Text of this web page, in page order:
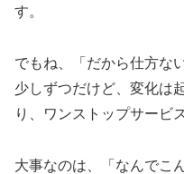
す。
でもね、「だから仕方な
少しずつだけど、変化は
り、ワンストップサービ
大事なのは、「なんでこ